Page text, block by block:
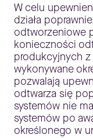
W celu
działa
odtworzeniowe
konieczności
produkcyjnych
wykonywane
pozwalają
odtwarza się
systemów nie
systemów po
określonego w